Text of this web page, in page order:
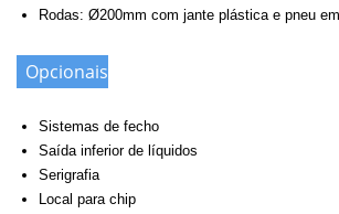
Rodas: Ø200mm com jante plástica e pneu
Opcionais
Sistemas de fecho
Saída inferior de líquidos
Serigrafia
Local para chip